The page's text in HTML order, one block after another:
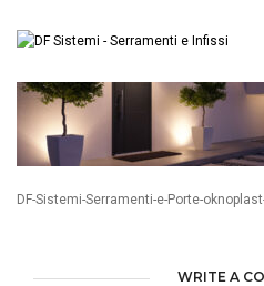
DF-Sistemi-Serramenti-e-Porte-
WRITE A